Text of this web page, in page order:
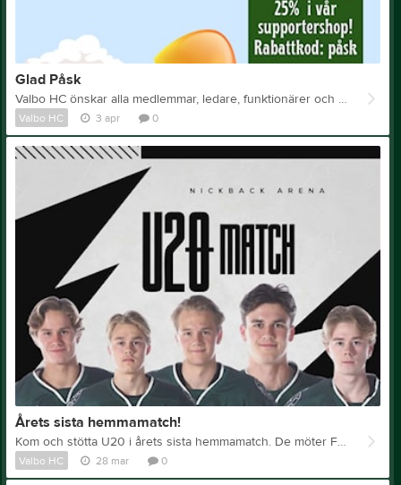
Glad Påsk
Valbo HC önskar alla medlemmar, ledare, funktionärer och supportrar en Glad påsk! I vårt påskägg till er erbjuder vi 25% rabatt i vår supportershop! Passa på! Rabattkod: påsk Webbutik: https://www.designbysh.se/valbohc/ Ät gott, leta påskägg och kör försiktigt i trafiken!
Valbo HC 3 apr 0
Årets sista hemmamatch!
Kom och stötta U20 i årets sista hemmamatch. De möter Falu IF klockan 16.00, kom och heja fram dom till ännu en seger!
Valbo HC 28 mar 0